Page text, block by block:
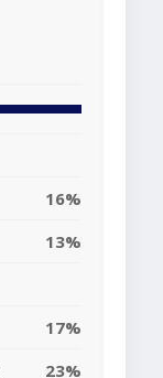
16%
13%
17%
23%